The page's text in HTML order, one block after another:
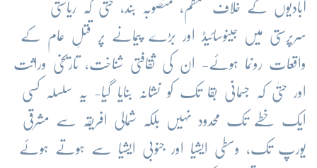
آبادیوں کے خلاف منظم، منصوبہ بند، حتیٰ کہ ریاستی
سرپرستی میں جینوسائیڈ اور بڑے پیمانے پر قتلِ عام کے
واقعات رونما ہوئے- ان کی ثقافتی شناخت، تاریخی وراثت
اور حتیٰ کہ جسمانی بقا تک کو نشانہ بنایا گیا- یہ سلسلہ کسی
ایک خطّے تک محدود نہیں بلکہ شمالی افریقہ سے مشرقی
یورپ تک، وسطی ایشیا اور جنوبی ایشیا سے ہوتے ہوئے